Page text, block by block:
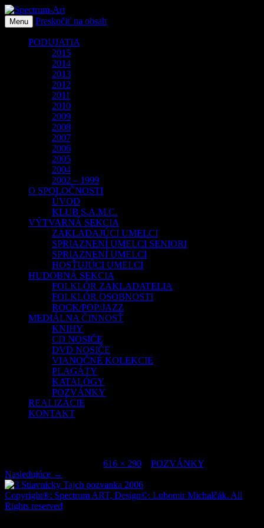
Spectrum-Art
O spoločnosti Spectrum Art
Menu Preskočiť na obsah
PODUJATIA
2015
2014
2013
2012
2011
2010
2009
2008
2007
2006
2005
2004
2002 – 1999
O SPOLOČNOSTI
ÚVOD
KLUB S.A.M.C.
VÝTVARNÁ SEKCIA
ZAKLADAJÚCI UMELCI
SPRIAZNENÍ UMELCI SENIORI
SPRIAZNENÍ UMELCI
HOSŤUJÚCI UMELCI
HUDOBNÁ SEKCIA
FOLKLÓR ZAKLADATELIA
FOLKLÓR OSOBNOSTI
ROCK/POP/JAZZ
MEDIÁLNA ČINNOSŤ
KNIHY
CD NOSIČE
DVD NOSIČE
VIANOČNÉ KOLEKCIE
PLAGÁTY
KATALÓGY
POZVÁNKY
REALIZÁCIE
KONTAKT
616 × 290 POZVÁNKY.
Nasledujúce →
Copyright®: Spectrum ART, Design©: Lubomir Michalčák. All
Rights reserved